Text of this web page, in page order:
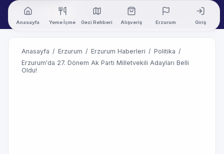
Anasayfa Yeme İçme Gezi Rehberi Alışveriş Erzurum Giriş
Anasayfa / Erzurum / Erzurum Haberleri / Politika /
Erzurum'da 27. Dönem Ak Parti Milletvekili Adayları Belli
Oldu!